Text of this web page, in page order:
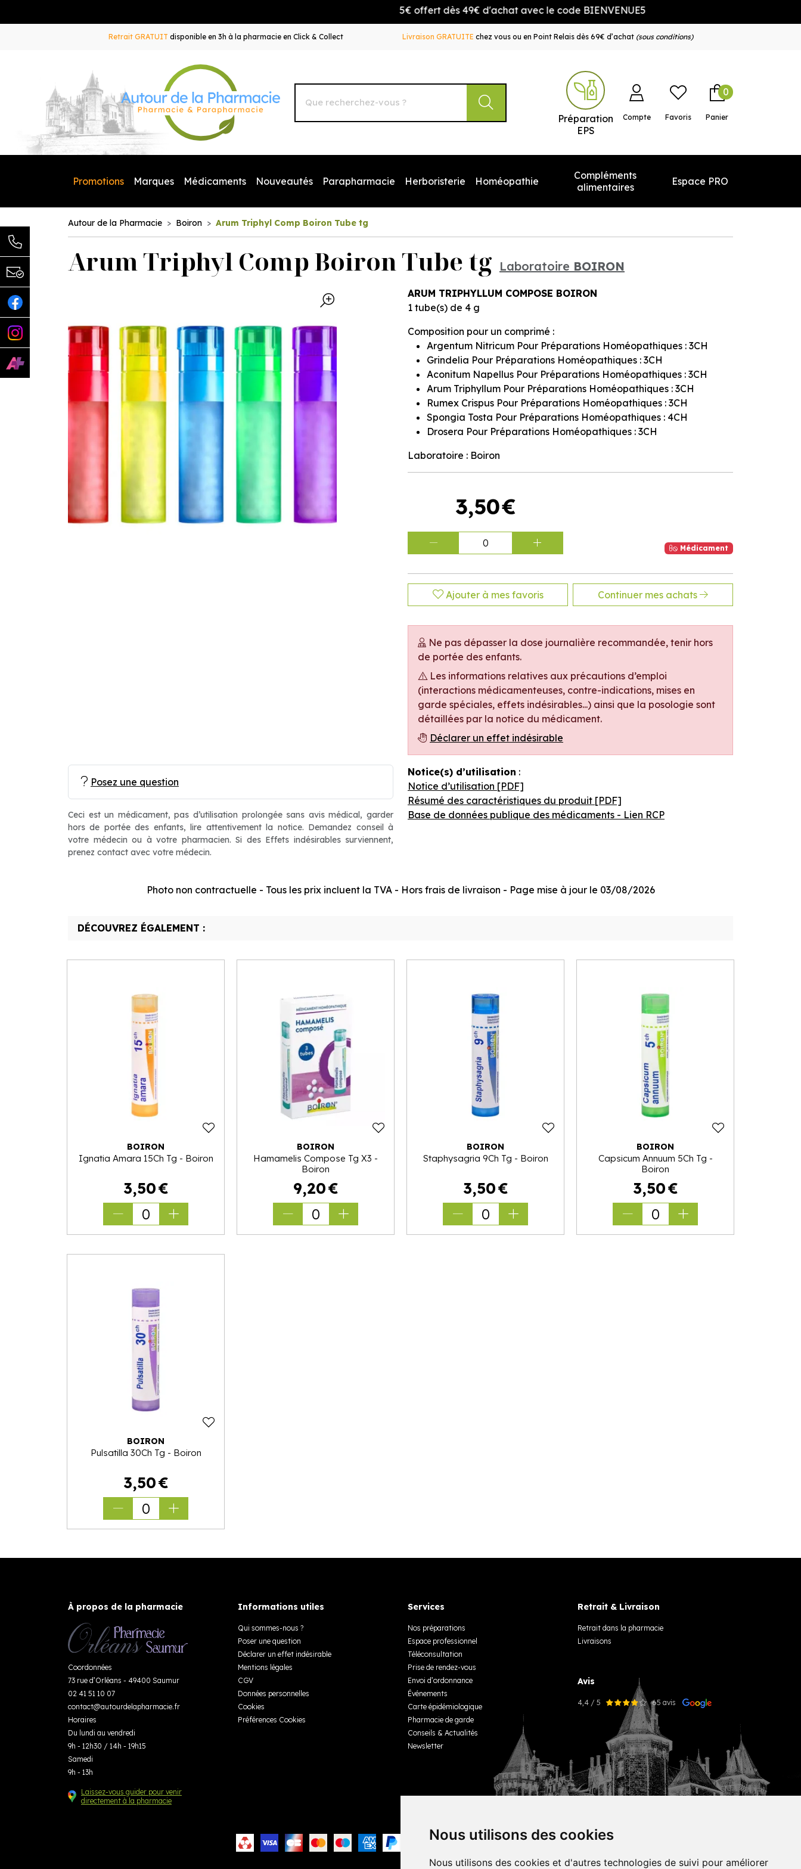
Nous utilisons des cookies
Nous utilisons des cookies et d'autres technologies de suivi pour améliorer
5€ offert dès 49€ d'achat avec le code BIENVENUE5
Retrait GRATUIT disponible en 3h à la pharmacie en Click & Collect Livraison GRATUITE chez vous ou en Point Relais dès 69€ d’achat (sous conditions)
Autour de la Pharmacie Votre pharmacie en ligne à votre service
Préparation
EPS
Compte Favoris Panier
0
Promotions Marques Médicaments Nouveautés Parapharmacie Herboristerie Homéopathie
Compléments
alimentaires
Espace PRO
Autour de la Pharmacie Boiron Arum Triphyl Comp Boiron Tube tg
Arum Triphyl Comp Boiron Tube tg Laboratoire BOIRON
ARUM TRIPHYLLUM COMPOSE BOIRON
1 tube(s) de 4 g
Composition pour un comprimé :
Argentum Nitricum Pour Préparations Homéopathiques : 3CH
Grindelia Pour Préparations Homéopathiques : 3CH
Aconitum Napellus Pour Préparations Homéopathiques : 3CH
Arum Triphyllum Pour Préparations Homéopathiques : 3CH
Rumex Crispus Pour Préparations Homéopathiques : 3CH
Spongia Tosta Pour Préparations Homéopathiques : 4CH
Drosera Pour Préparations Homéopathiques : 3CH
Laboratoire : Boiron
3,50€
0 Médicament
Ajouter à mes favoris Continuer mes achats
Ne pas dépasser la dose journalière recommandée, tenir hors
de portée des enfants.
Les informations relatives aux précautions d’emploi
(interactions médicamenteuses, contre-indications, mises en
garde spéciales, effets indésirables...) ainsi que la posologie sont
détaillées par la notice du médicament.
Déclarer un effet indésirable
Posez une question
Ceci est un médicament, pas d’utilisation prolongée sans avis médical, garder
hors de portée des enfants, lire attentivement la notice. Demandez conseil à
votre médecin ou à votre pharmacien. Si des Effets indésirables surviennent,
prenez contact avec votre médecin.
Notice(s) d’utilisation :
Notice d’utilisation [PDF]
Résumé des caractéristiques du produit [PDF]
Base de données publique des médicaments - Lien RCP
Photo non contractuelle - Tous les prix incluent la TVA - Hors frais de livraison - Page mise à jour le 03/08/2026
DÉCOUVREZ ÉGALEMENT :
BOIRON
Ignatia Amara 15Ch Tg - Boiron
3,50€
0
BOIRON
Hamamelis Compose Tg X3 -
Boiron
9,20€
0
BOIRON
Staphysagria 9Ch Tg - Boiron
3,50€
0
BOIRON
Capsicum Annuum 5Ch Tg -
Boiron
3,50€
0
BOIRON
Pulsatilla 30Ch Tg - Boiron
3,50€
0
À propos de la pharmacie
Coordonnées
73 rue d’Orléans - 49400 Saumur
02 41 51 10 07
contact@autourdelapharmacie.fr
Horaires
Du lundi au vendredi
9h - 12h30 / 14h - 19h15
Samedi
9h - 13h
Laissez-vous guider pour venir
directement à la pharmacie
Informations utiles
Qui sommes-nous ?
Poser une question
Déclarer un effet indésirable
Mentions légales
CGV
Données personnelles
Cookies
Préférences Cookies
Services
Nos préparations
Espace professionnel
Téléconsultation
Prise de rendez-vous
Envoi d’ordonnance
Événements
Carte épidémiologique
Pharmacie de garde
Conseils & Actualités
Newsletter
Retrait & Livraison
Retrait dans la pharmacie
Livraisons
Avis
4,4 / 5 65 avis